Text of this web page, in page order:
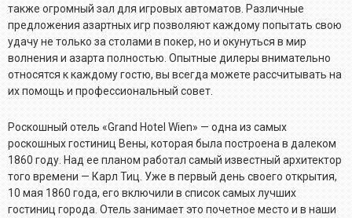
также огромный зал для игровых автоматов. Различные
предложения азартных игр позволяют каждому попытать свою
удачу не только за столами в покер, но и окунуться в мир
волнения и азарта полностью. Опытные дилеры внимательно
относятся к каждому гостю, вы всегда можете рассчитывать на
их помощь и профессиональный совет.
Роскошный отель «Grand Hotel Wien» — одна из самых
роскошных гостиниц Вены, которая была построена в далеком
1860 году. Над ее планом работал самый известный архитектор
того времени — Карл Тиц. Уже в первый день своего открытия,
10 мая 1860 года, его включили в список самых лучших
гостиниц города. Отель занимает это почетное место и в наши